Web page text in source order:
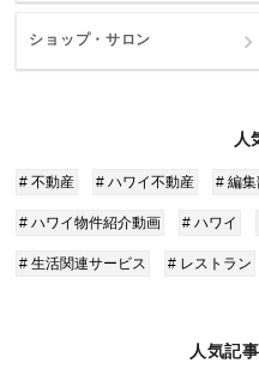
ショップ・サロン
人
# 不動産 # ハワイ不動産 # 編
# ハワイ物件紹介動画 # ハワイ
# 生活関連サービス # レストラン
人気記